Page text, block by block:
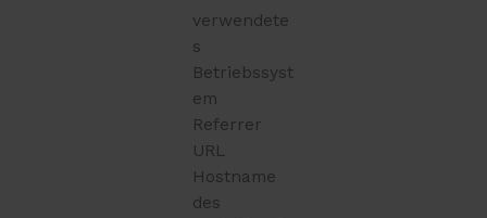
verwendete
s
Betriebssyst
em
Referrer
URL
Hostname
des